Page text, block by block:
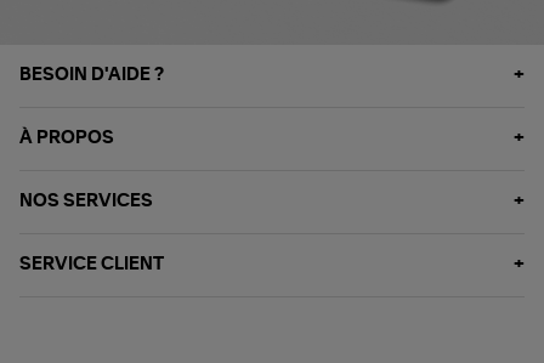
BESOIN D'AIDE ?
À PROPOS
NOS SERVICES
SERVICE CLIENT